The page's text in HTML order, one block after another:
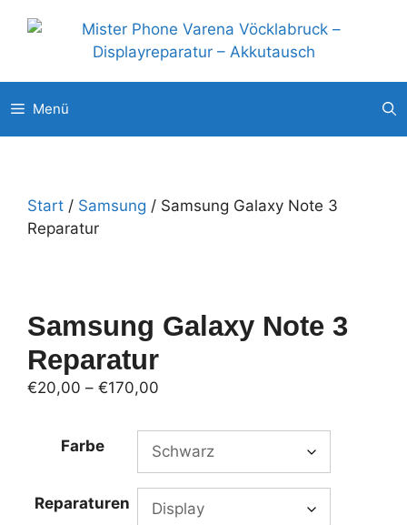
Inhalt
Menü
Start / Samsung / Samsung Galaxy Note 3
Reparatur
Samsung Galaxy Note 3
Reparatur
€20,00 – €170,00
bis
€170,00
Farbe
Reparaturen
Unsere weitere Filialen: ◉ Pluscity Pasching◉ Interspar
Steyr ◉Europark Salzburg